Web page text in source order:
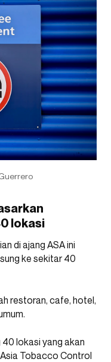
lokasi
di ajang ASA ini
ke sekitar 40
restoran, cafe, hotel,
40 lokasi yang akan
Tobacco Control